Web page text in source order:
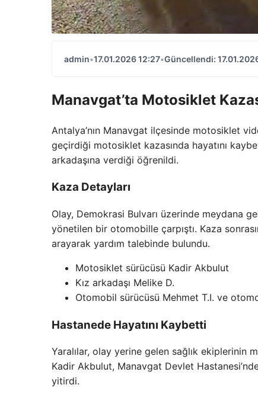
admin•17.01.2026 12:27•Güncellendi:
Manavgat’ta Motosiklet
Antalya’nın Manavgat ilçesinde motosiklet
geçirdiği motosiklet kazasında hayatını
arkadaşına verdiği öğrenildi.
Kaza Detayları
Olay, Demokrasi Bulvarı üzerinde meydana
yönetilen bir otomobille çarpıştı. Kaza
arayarak yardım talebinde bulundu.
Motosiklet sürücüsü Kadir Akbulut
Kız arkadaşı Melike D.
Otomobil sürücüsü Mehmet T.I. ve
Hastanede Hayatını Kaybetti
Yaralılar, olay yerine gelen sağlık ekiplerinin
Kadir Akbulut, Manavgat Devlet
yitirdi.